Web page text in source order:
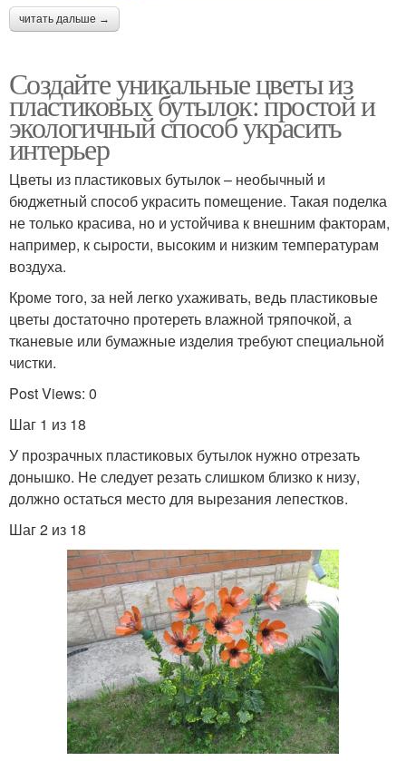
читать дальше →
Создайте уникальные цветы из
пластиковых бутылок: простой и
экологичный способ украсить
интерьер
Цветы из пластиковых бутылок – необычный и
бюджетный способ украсить помещение. Такая поделка
не только красива, но и устойчива к внешним факторам,
например, к сырости, высоким и низким температурам
воздуха.
Кроме того, за ней легко ухаживать, ведь пластиковые
цветы достаточно протереть влажной тряпочкой, а
тканевые или бумажные изделия требуют специальной
чистки.
Post Views: 0
Шаг 1 из 18
У прозрачных пластиковых бутылок нужно отрезать
донышко. Не следует резать слишком близко к низу,
должно остаться место для вырезания лепестков.
Шаг 2 из 18